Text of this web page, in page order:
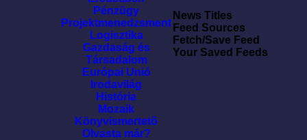
Pénzügy
Projektmenedzsment
Logisztika
Gazdaság és
Társadalom
Európai Unió
Irodavilág
História
Mozaik
Könyvismertetõ
Olvasta már?
News Titles
Feed Sources
Fetch/Save Feed
Your Saved Feeds